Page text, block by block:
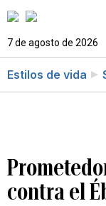
7 de agosto de 2026
Estilos de vida
contra el